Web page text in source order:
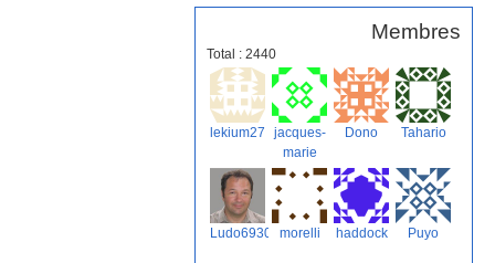
Membres
Total : 2440
lekium27
jacques-
marie
Dono Tahario
Ludo69300 morelli haddock Puyo